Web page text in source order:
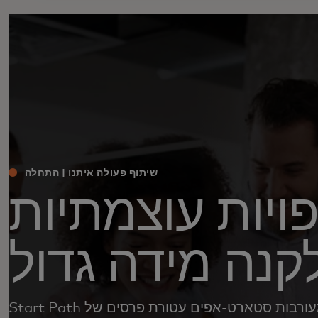
שיתוף פעולה איתנו | התחלה
עוצמתיות
מידה גדול
Start Path היא תוכנית מעורבות סטארט-אפים עטורת פרסים של